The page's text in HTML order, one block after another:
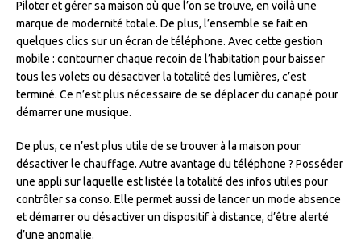
Piloter et gérer sa maison où que l’on se trouve, en voilà une
marque de modernité totale. De plus, l’ensemble se fait en
quelques clics sur un écran de téléphone. Avec cette gestion
mobile : contourner chaque recoin de l’habitation pour baisser
tous les volets ou désactiver la totalité des lumières, c’est
terminé. Ce n’est plus nécessaire de se déplacer du canapé pour
démarrer une musique.
De plus, ce n’est plus utile de se trouver à la maison pour
désactiver le chauffage. Autre avantage du téléphone ? Posséder
une appli sur laquelle est listée la totalité des infos utiles pour
contrôler sa conso. Elle permet aussi de lancer un mode absence
et démarrer ou désactiver un dispositif à distance, d’être alerté
d’une anomalie.